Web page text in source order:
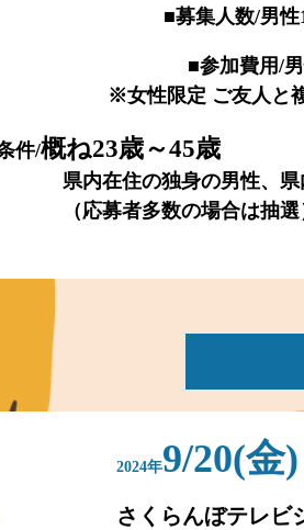
■募集人数/男
■参加費用/
※女性限定 ご友人と
件/概ね23歳～45歳
住の独身の男性、県内在
募者多数の場合は抽選
2024年9/20(金)
さくらんぼテレビ